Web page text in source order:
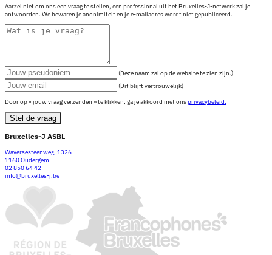
Aarzel niet om ons een vraag te stellen, een professional uit het Bruxelles-J-netwerk zal je
antwoorden. We bewaren je anonimiteit en je e-mailadres wordt niet gepubliceerd.
(Deze naam zal op de website te zien zijn.)
(Dit blijft vertrouwelijk)
Door op « jouw vraag verzenden » te klikken, ga je akkoord met onsprivacybeleid.
Stel de vraag
Bruxelles-J ASBL
Waversesteenweg, 1326
1160 Oudergem
02 850 64 42
info@bruxelles-j.be